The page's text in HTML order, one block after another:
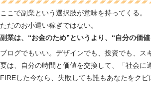
ここで副業という選択肢が意味を持ってくる。
ただのお小遣い稼ぎではない。
副業は、“お金のため”というより、“自分の価値
ブログでもいい。デザインでも、投資でも、ス
要は、自分の時間と価値を交換して、「社会に
FIREした今なら、失敗しても誰もあなたをクビ